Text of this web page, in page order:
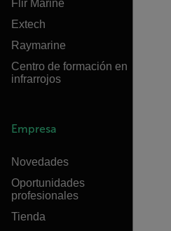
Flir Marine
Extech
Raymarine
Centro de formación en
infrarrojos
Empresa
Novedades
Oportunidades
profesionales
Tienda